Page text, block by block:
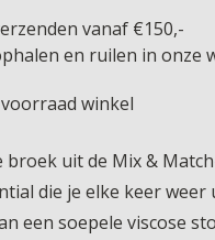
vanaf €150,-
en ruilen in onze
winkel
broek uit de Mix &
die je elke keer weer
een soepele viscose